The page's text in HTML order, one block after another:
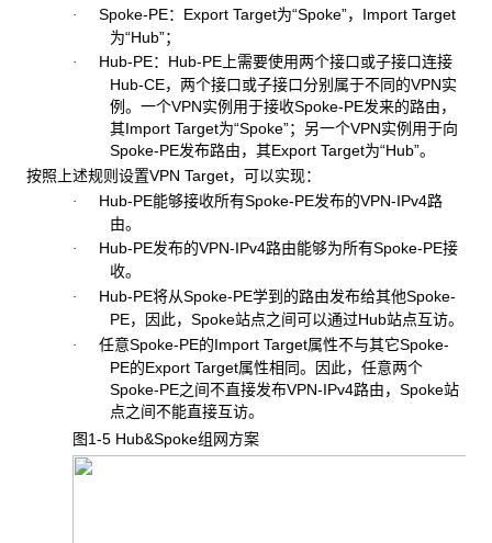
· Spoke-PE：Export Target为“Spoke”，Import Target
为“Hub”；
· Hub-PE：Hub-PE上需要使用两个接口或子接口连接
Hub-CE，两个接口或子接口分别属于不同的VPN实
例。一个VPN实例用于接收Spoke-PE发来的路由，
其Import Target为“Spoke”；另一个VPN实例用于向
Spoke-PE发布路由，其Export Target为“Hub”。
按照上述规则设置VPN Target，可以实现：
· Hub-PE能够接收所有Spoke-PE发布的VPN-IPv4路
由。
· Hub-PE发布的VPN-IPv4路由能够为所有Spoke-PE接
收。
· Hub-PE将从Spoke-PE学到的路由发布给其他Spoke-
PE，因此，Spoke站点之间可以通过Hub站点互访。
· 任意Spoke-PE的Import Target属性不与其它Spoke-
PE的Export Target属性相同。因此，任意两个
Spoke-PE之间不直接发布VPN-IPv4路由，Spoke站
点之间不能直接互访。
图1-5 Hub&Spoke组网方案